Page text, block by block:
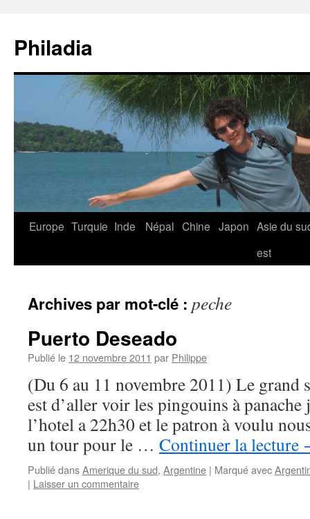
contenu
Philadia
Europe Turquie Inde Népal Chine Japon Asie du
est
Archives par mot-clé : peche
Puerto Deseado
Publié le 12 novembre 2011 par Philippe
(Du 6 au 11 novembre 2011) Le grand
est d’aller voir les pingouins à panache
l’hotel a 22h30 et le patron à voulu
un tour pour le … Continuer la lecture
Publié dansAmerique du sud, Argentine | Marqué avec
| Laisser un commentaire